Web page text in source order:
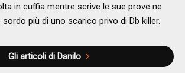
in cuffia mentre scrive le sue prove ne
più di uno scarico privo di Db killer.
Gli articoli di Danilo